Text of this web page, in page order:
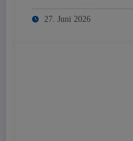
27. Juni 2026